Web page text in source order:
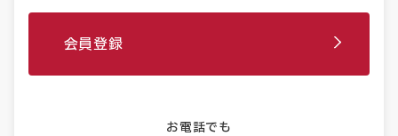
会員登録
お電話でも